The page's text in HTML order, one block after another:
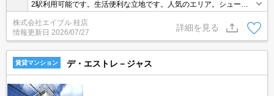
2駅利用可能です。生活便利な立地です。人気のエリア。シューズ
浴室乾燥機付。オートロック付き。保証人不要。駐車場セット契
約。
株式会社エイブル 桂店
情報更新日 2026/07/27
詳細を見る
賃貸マンション デ・エストレ－ジャス